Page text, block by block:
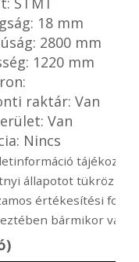
18 mm
2800 mm
1220 mm
raktár: Van
Van
Nincs
állapotot tükröz ami
értékesítési
bármikor